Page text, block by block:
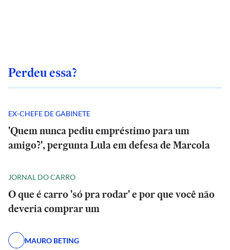
Perdeu essa?
EX-CHEFE DE GABINETE
'Quem nunca pediu empréstimo para um
amigo?', pergunta Lula em defesa de Marcola
JORNAL DO CARRO
O que é carro 'só pra rodar' e por que você não
deveria comprar um
MAURO BETING